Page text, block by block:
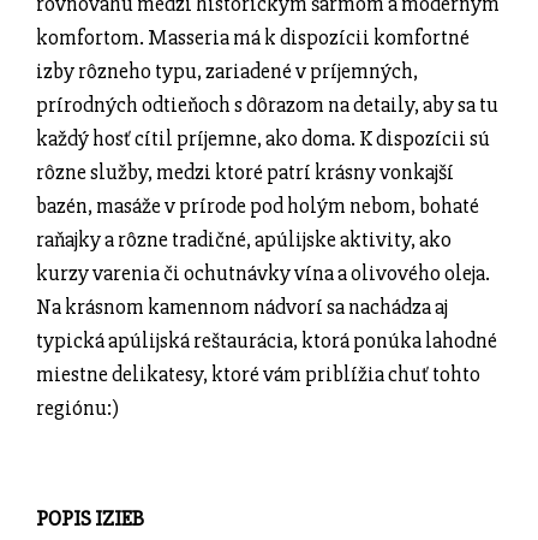
komfortom. Masseria má k dispozícii komfortné
izby rôzneho typu, zariadené v príjemných,
prírodných odtieňoch s dôrazom na detaily, aby sa tu
každý hosť cítil príjemne, ako doma. K dispozícii sú
rôzne služby, medzi ktoré patrí krásny vonkajší
bazén, masáže v prírode pod holým nebom, bohaté
raňajky a rôzne tradičné, apúlijske aktivity, ako
kurzy varenia či ochutnávky vína a olivového oleja.
Na krásnom kamennom nádvorí sa nachádza aj
typická apúlijská reštaurácia, ktorá ponúka lahodné
miestne delikatesy, ktoré vám priblížia chuť tohto
regiónu:)
POPIS IZIEB